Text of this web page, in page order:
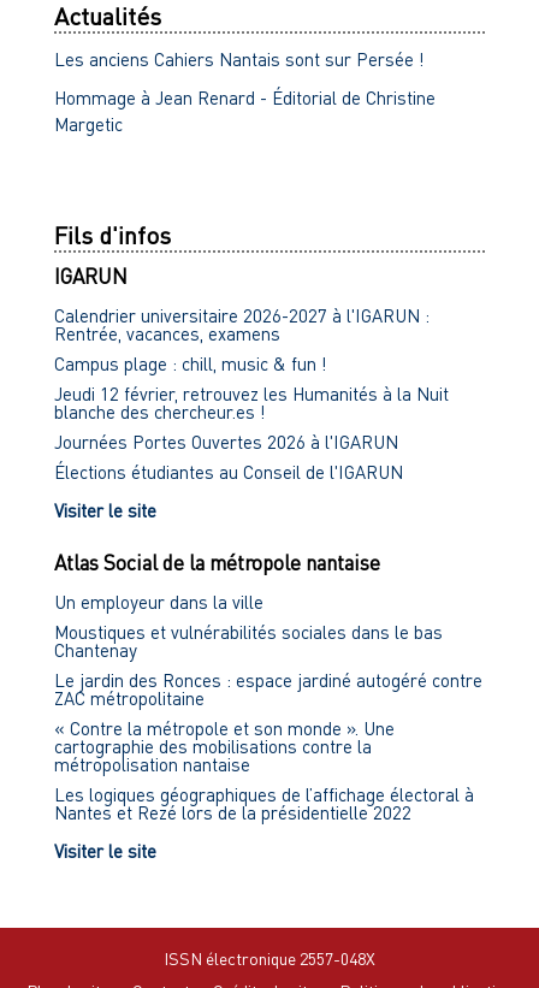
Actualités
Les anciens Cahiers Nantais sont sur Persée !
Hommage à Jean Renard - Éditorial de Christine
Margetic
Fils d'infos
IGARUN
Calendrier universitaire 2026-2027 à l'IGARUN :
Rentrée, vacances, examens
Campus plage : chill, music & fun !
Jeudi 12 février, retrouvez les Humanités à la Nuit
blanche des chercheur.es !
Journées Portes Ouvertes 2026 à l'IGARUN
Élections étudiantes au Conseil de l'IGARUN
Visiter le site
Atlas Social de la métropole nantaise
Un employeur dans la ville
Moustiques et vulnérabilités sociales dans le bas
Chantenay
Le jardin des Ronces : espace jardiné autogéré contre
ZAC métropolitaine
« Contre la métropole et son monde ». Une
cartographie des mobilisations contre la
métropolisation nantaise
Les logiques géographiques de l’affichage électoral à
Nantes et Rezé lors de la présidentielle 2022
Visiter le site
ISSN électronique 2557-048X